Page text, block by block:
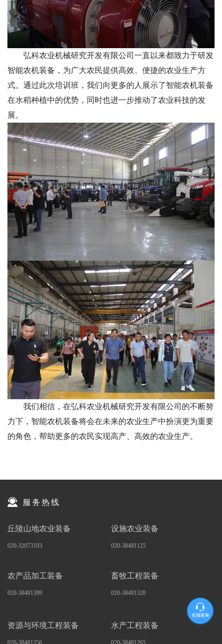
弘科农业机械研究开发有限公司一直以来都致力于研发
智能农机装备，为广大农民提供高效、便捷的农业生产方
式。通过此次培训班，我们向更多的人展示了智能农机装备
在水稻种植中的优势，同时也进一步推动了农业科技的发
展。
我们相信，在弘科农业机械研究开发有限公司的不断努
力下，智能农机装备将会在未来的农业生产中扮演更为重要
的角色，帮助更多的农民实现高产、高效的农业生产。
服务热线
丘陵山地农业装备
020-32073193
设施农业装备
020-38481125
农产品加工装备
020-38481399
畜牧工程装备
020-38481320
资源与环境工程装备
020-38481356
水产工程装备
020-38481265